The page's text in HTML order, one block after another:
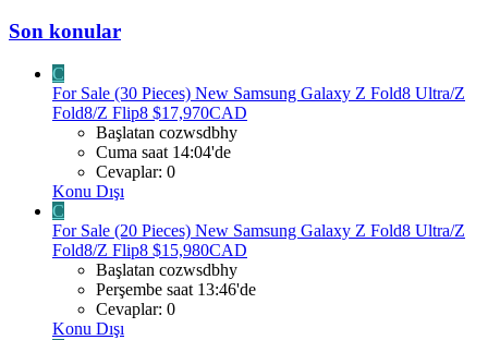
Son konular
C
For Sale (30 Pieces) New Samsung Galaxy Z Fold8 Ultra/Z
Fold8/Z Flip8 $17,970CAD
Başlatan cozwsdbhy
Cuma saat 14:04'de
Cevaplar: 0
Konu Dışı
C
For Sale (20 Pieces) New Samsung Galaxy Z Fold8 Ultra/Z
Fold8/Z Flip8 $15,980CAD
Başlatan cozwsdbhy
Perşembe saat 13:46'de
Cevaplar: 0
Konu Dışı